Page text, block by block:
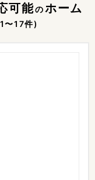
可能のホーム
〜17件)